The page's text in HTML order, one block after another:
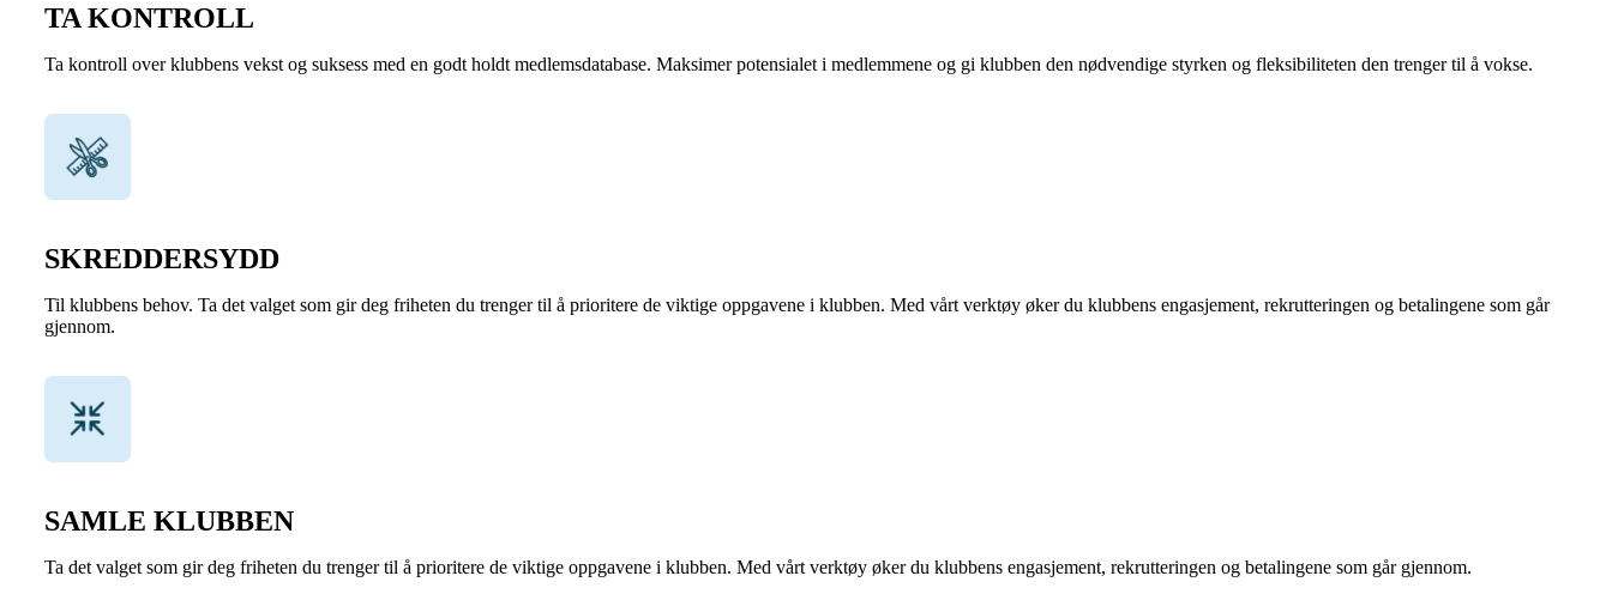
TA KONTROLL
Ta kontroll over klubbens vekst og suksess med en godt holdt medlemsdatabase. Maksimer potensialet i medlemmene og gi klubben den nødvendige styrken og fleksibiliteten den trenger til å vokse.
SKREDDERSYDD
Til klubbens behov. Ta det valget som gir deg friheten du trenger til å prioritere de viktige oppgavene i klubben. Med vårt verktøy øker du klubbens engasjement, rekrutteringen og betalingene som går
gjennom.
SAMLE KLUBBEN
Ta det valget som gir deg friheten du trenger til å prioritere de viktige oppgavene i klubben. Med vårt verktøy øker du klubbens engasjement, rekrutteringen og betalingene som går gjennom.